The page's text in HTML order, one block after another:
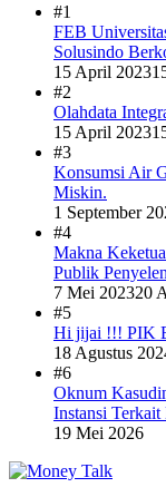
#1
FEB
Solusindo
15 April 2023
#2
Olahdata
15 April 2023
#3
Konsumsi Air
Miskin.
1 September
#4
Makna
Publik
7 Mei 202320
#5
Hi jijai !!! PIK
18 Agustus
#6
Oknum
Instansi Terkait
19 Mei 2026